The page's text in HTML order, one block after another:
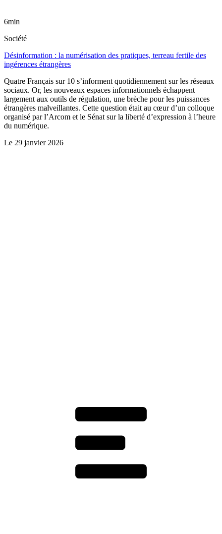
6min
Société
Désinformation : la numérisation des pratiques, terreau fertile des
ingérences étrangères
Quatre Français sur 10 s’informent quotidiennement sur les réseaux
sociaux. Or, les nouveaux espaces informationnels échappent
largement aux outils de régulation, une brèche pour les puissances
étrangères malveillantes. Cette question était au cœur d’un colloque
organisé par l’Arcom et le Sénat sur la liberté d’expression à l’heure
du numérique.
Le 29 janvier 2026